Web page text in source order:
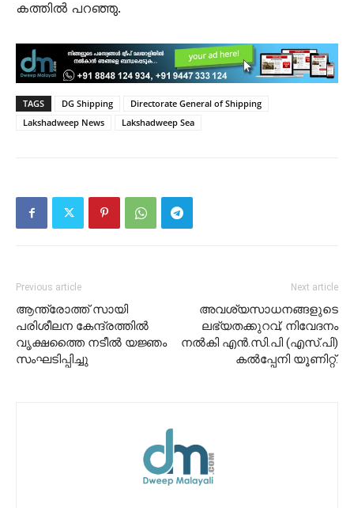
കത്തിൽ പറഞ്ഞു.
TAGS DG Shipping
Directorate General of Shipping
Lakshadweep News
Lakshadweep Sea
Previous article
ആന്ത്രോത്ത് സായി
പരിശീലന കേന്ദ്രത്തിൽ
വൃക്ഷത്തൈ നടീൽ യജ്ഞം
സംഘടിപ്പിച്ചു
Next article
അവശ്യസാധനങ്ങളുടെ
ലഭ്യതക്കുറവ്; നിവേദനം
നൽകി എൻ.സി.പി (എസ്.പി)
കൽപ്പേനി യൂണിറ്റ്.